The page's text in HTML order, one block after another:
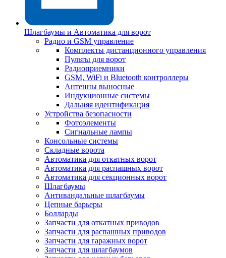
Шлагбаумы и Автоматика для ворот
Радио и GSM управление
Комплекты дистанционного управления
Пульты для ворот
Радиоприемники
GSM, WiFi и Bluetooth контроллеры
Антенны выносные
Индукционные системы
Дальняя идентификация
Устройства безопасности
Фотоэлементы
Сигнальные лампы
Консольные системы
Складные ворота
Автоматика для откатных ворот
Автоматика для распашных ворот
Автоматика для секционных ворот
Шлагбаумы
Антивандальные шлагбаумы
Цепные барьеры
Болларды
Запчасти для откатных приводов
Запчасти для распашных приводов
Запчасти для гаражных ворот
Запчасти для шлагбаумов